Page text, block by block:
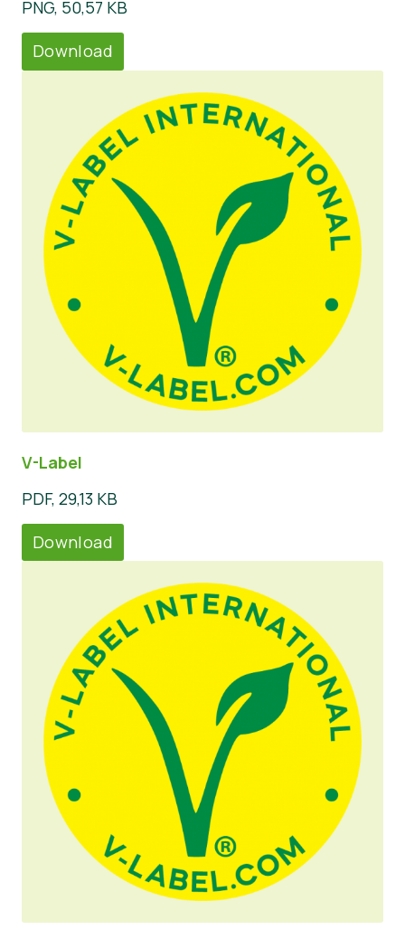
PNG, 50,57 KB
Download
V-Label
PDF, 29,13 KB
Download